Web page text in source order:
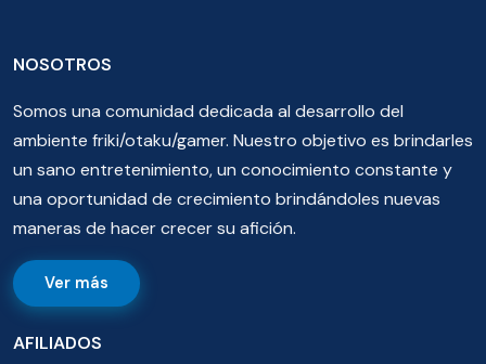
NOSOTROS
Somos una comunidad dedicada al desarrollo del
ambiente friki/otaku/gamer. Nuestro objetivo es brindarles
un sano entretenimiento, un conocimiento constante y
una oportunidad de crecimiento brindándoles nuevas
maneras de hacer crecer su afición.
Ver más
AFILIADOS